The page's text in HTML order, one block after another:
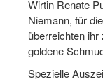
Gymnastik
Koronarsport
Wirtin Renate
Niemann, für
überreichten
goldene
Spezielle